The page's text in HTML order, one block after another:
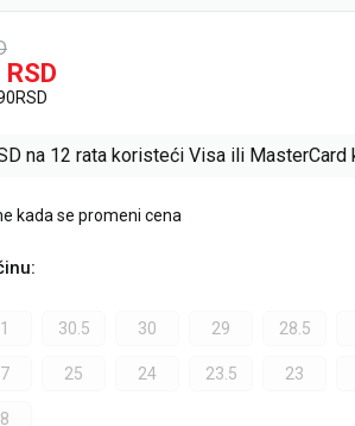
RSD
RSD
na 12 rata koristeći Visa ili MasterCard
kada se promeni cena
:
30.5 30 29 28.5
25 24 23.5 23